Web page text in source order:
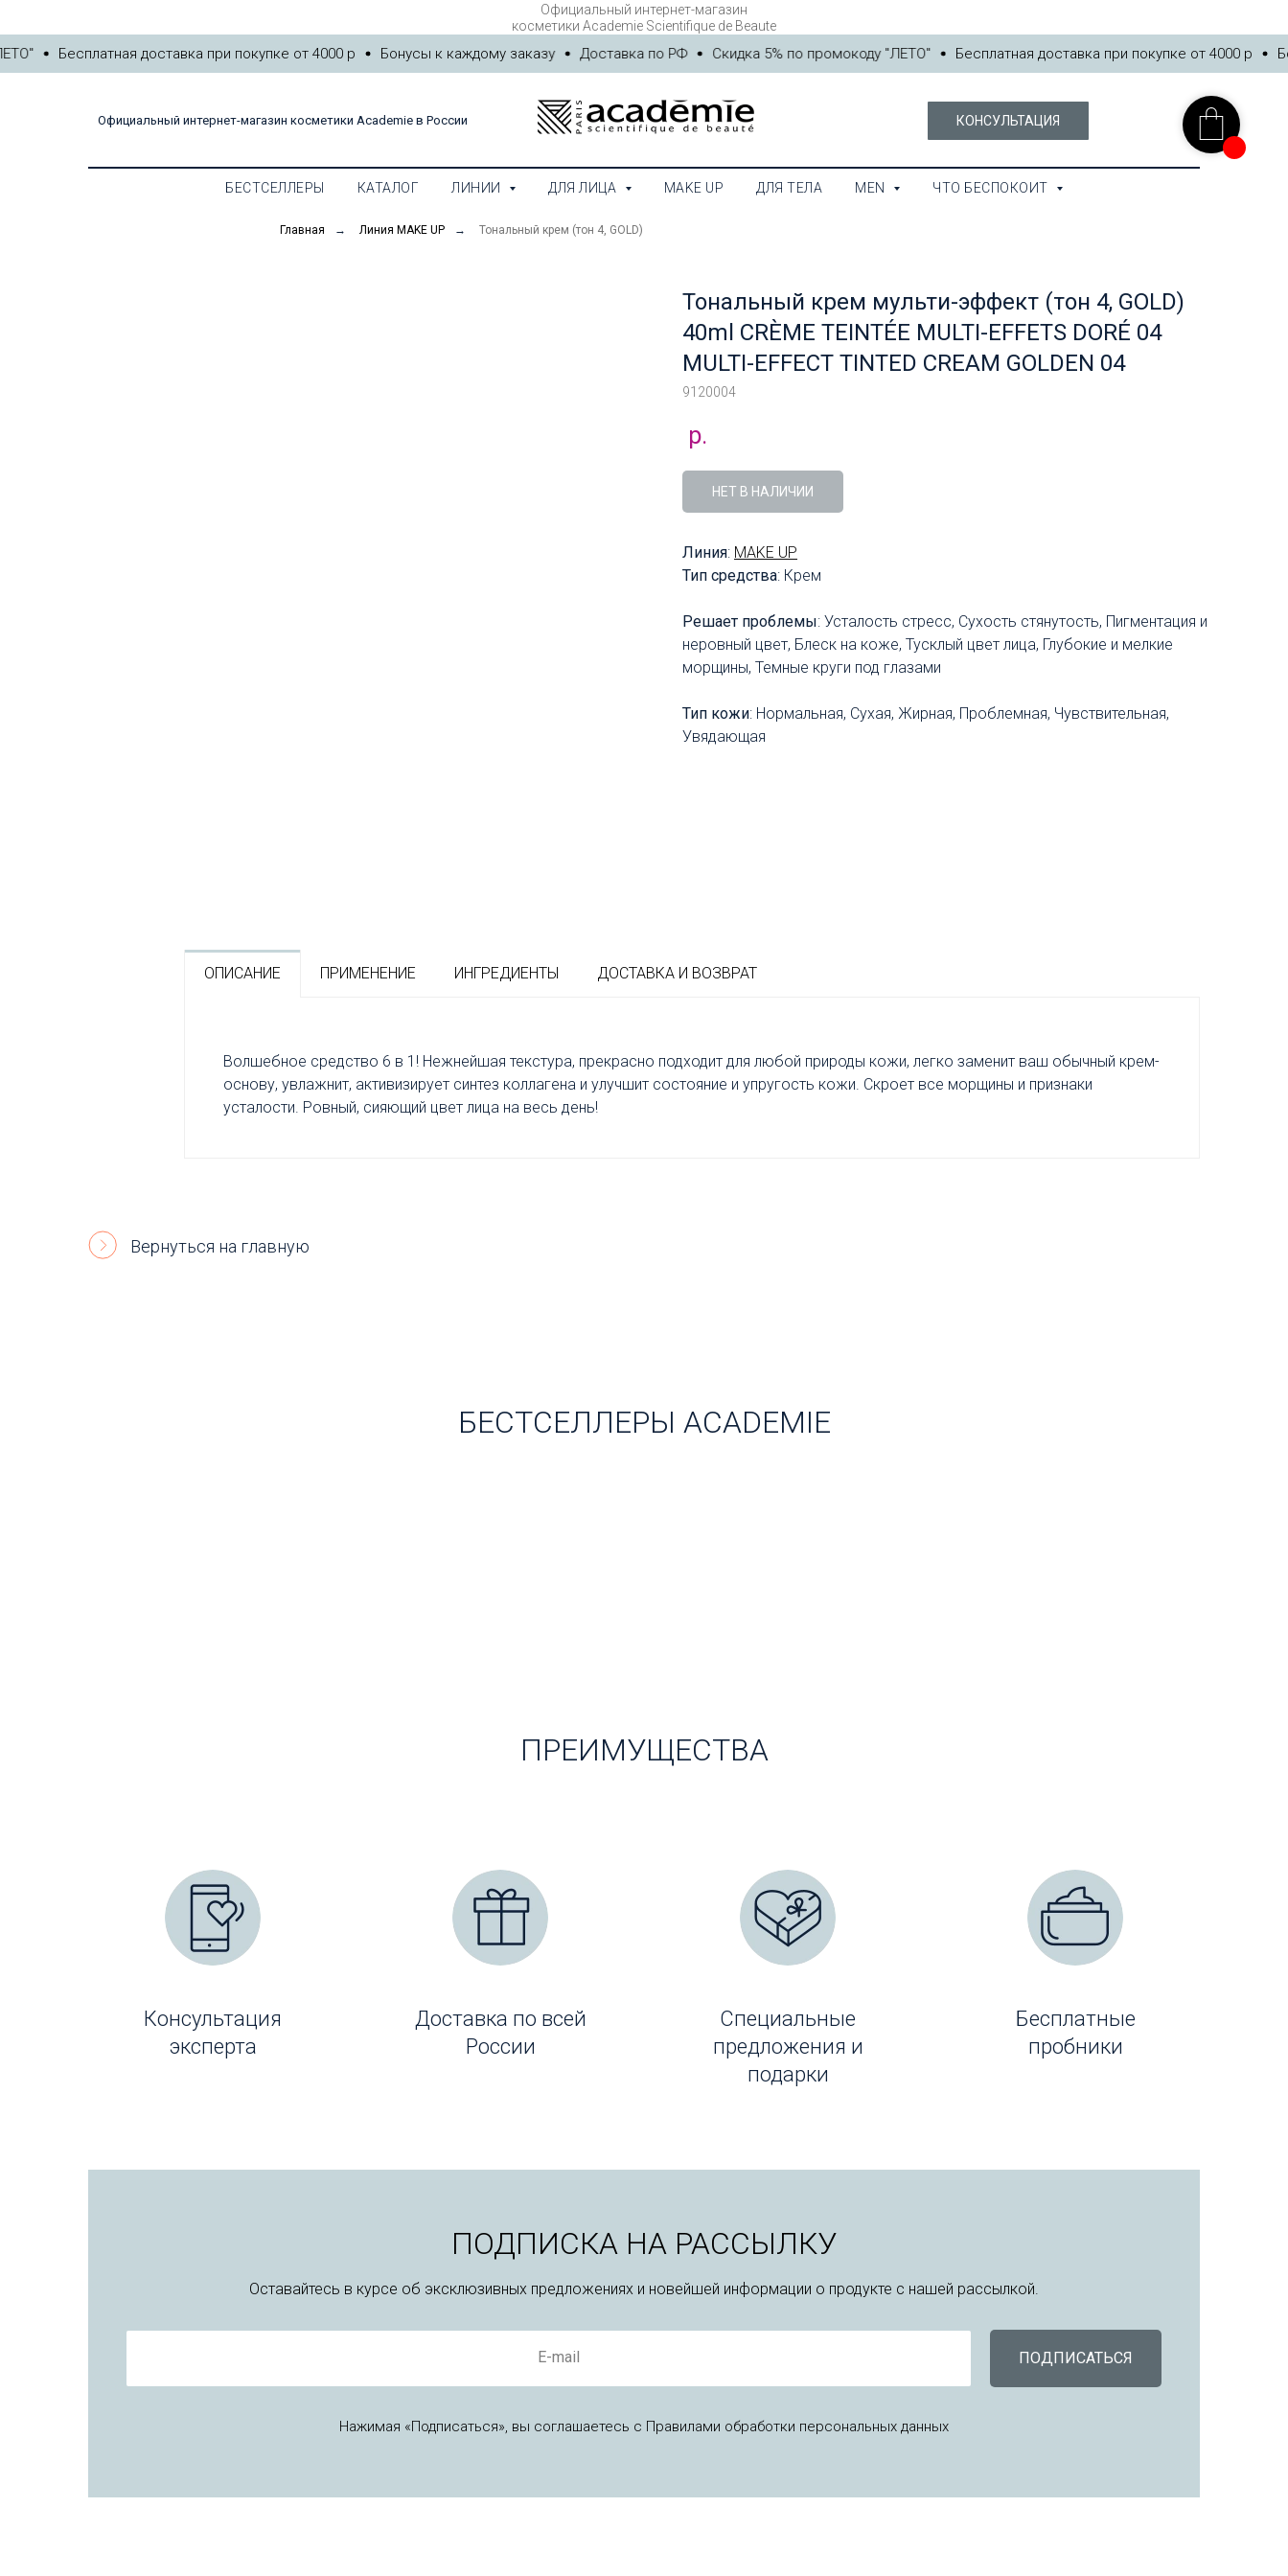
Официальный интернет-магазин
косметики Academie Scientifique de Beaute
Бесплатная доставка при покупке от 4000 р Бонусы к каждому заказу Доставка по РФ Скидка 5% по промокоду "ЛЕТО" Бесплатная доставка при покупке от 4000 р
Официальный интернет-магазин косметики Academie в России КОНСУЛЬТАЦИЯ
БЕСТСЕЛЛЕРЫ КАТАЛОГ ЛИНИИ ДЛЯ ЛИЦА MAKE UP ДЛЯ ТЕЛА MEN ЧТО БЕСПОКОИТ
ЛИНИИ ДЛЯ ЛИЦА MAKE UP ДЛЯ ТЕЛА
Главная → Линия MAKE UP → Тональный крем (тон 4, GOLD)
Тональный крем мульти-эффект (тон 4, GOLD)
40ml CRÈME TEINTÉE MULTI-EFFETS DORÉ 04
MULTI-EFFECT TINTED CREAM GOLDEN 04
9120004
р.
НЕТ В НАЛИЧИИ
Линия: MAKE UP
Тип средства: Крем
Решает проблемы: Усталость стресс, Сухость стянутость, Пигментация и
неровный цвет, Блеск на коже, Тусклый цвет лица, Глубокие и мелкие
морщины, Темные круги под глазами
Тип кожи: Нормальная, Сухая, Жирная, Проблемная, Чувствительная,
Увядающая
ОПИСАНИЕ ПРИМЕНЕНИЕ ИНГРЕДИЕНТЫ ДОСТАВКА И ВОЗВРАТ
Волшебное средство 6 в 1! Нежнейшая текстура, прекрасно подходит для любой природы кожи, легко заменит ваш обычный крем-
основу, увлажнит, активизирует синтез коллагена и улучшит состояние и упругость кожи. Скроет все морщины и признаки
усталости. Ровный, сияющий цвет лица на весь день!
Вернуться на главную
БЕСТСЕЛЛЕРЫ ACADEMIE
ПРЕИМУЩЕСТВА
Консультация
эксперта
Доставка по всей
России
Специальные
предложения и
подарки
Бесплатные
пробники
ПОДПИСКА НА РАССЫЛКУ
Оставайтесь в курсе об эксклюзивных предложениях и новейшей информации о продукте с нашей рассылкой.
E-mail ПОДПИСАТЬСЯ
Нажимая «Подписаться», вы соглашаетесь с Правилами обработки персональных данных